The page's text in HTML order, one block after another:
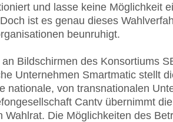
und lasse keine Möglichkeit
ist es genau dieses
beunruhigt.
Bildschirmen des Konsortiums
Unternehmen Smartmatic stellt
nationale, von transnationalen
Cantv übernimmt
Wahlrat. Die Möglichkeiten des